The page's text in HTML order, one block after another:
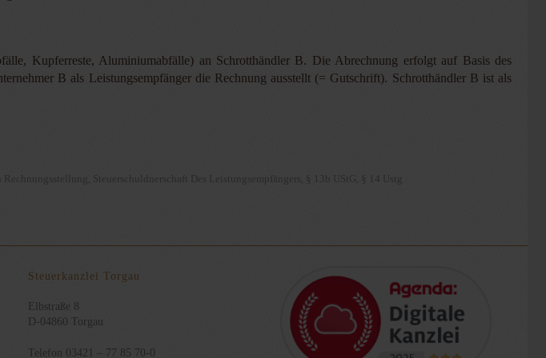
Kupferreste, Aluminiumabfälle) an Schrotthändler B. Die Abrechnung erfolgt auf Basis des
B als Leistungsempfänger die Rechnung ausstellt (= Gutschrift). Schrotthändler B ist als
Rechnungsstellung , Steuerschuldnerschaft Des Leistungsempfängers , § 13b UStG, § 14 Ustg
Steuerkanzlei Torgau
Elbstraße 8
D-04860 Torgau
Telefon 03421 – 77 85 70-0